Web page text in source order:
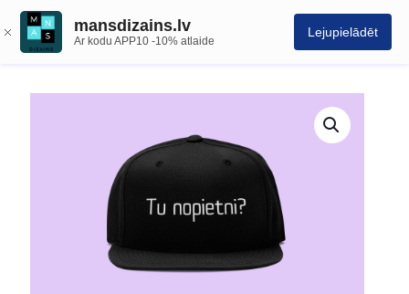
mansdizains.lv
Ar kodu APP10 -10% atlaide
Lejupielādēt